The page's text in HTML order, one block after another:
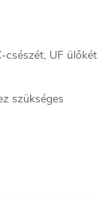
UF ülőkét
szükséges